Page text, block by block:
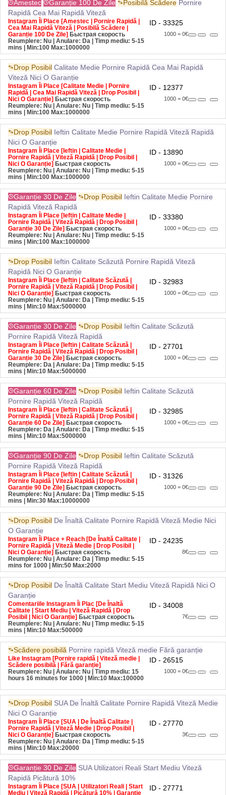
Rapidă Cea Mai Rapidă Viteză
Instagram Îi Place [Amestec | Pornire Rapidă |
Cea Mai Rapidă Viteză | Posibilă Scădere |
Garanție 100 De Zile] Быстрая скорость
Reumplere: Nu | Anulare: Da | Timp mediu: 5-15
mins| Min:100 Max:1000000
1000 = 0€
Drop Posibil Calitate Medie Pornire Rapidă Cea Mai Rapidă
Viteză Nici O Garanție
Instagram Îi Place [Calitate Medie | Pornire
Rapidă | Cea Mai Rapidă Viteză | Drop Posibil |
Nici O Garanție] Быстрая скорость
Reumplere: Nu | Anulare: Nu | Timp mediu: 5-15
mins| Min:100 Max:1000000
1000 = 0€
Drop Posibil Ieftin Calitate Medie Pornire Rapidă Viteză Rapidă
Nici O Garanție
Instagram Îi Place [Ieftin | Calitate Medie |
Pornire Rapidă | Viteză Rapidă | Drop Posibil |
Nici O Garanție] Быстрая скорость
Reumplere: Nu | Anulare: Nu | Timp mediu: 5-15
mins| Min:100 Max:1000000
1000 = 0€
Garanție 30 De Zile Drop Posibil Ieftin Calitate Medie Pornire
Rapidă Viteză Rapidă
Instagram Îi Place [Ieftin | Calitate Medie |
Pornire Rapidă | Viteză Rapidă | Drop Posibil |
Garanție 30 De Zile] Быстрая скорость
Reumplere: Nu | Anulare: Nu | Timp mediu: 5-15
mins| Min:100 Max:1000000
1000 = 0€
Drop Posibil Ieftin Calitate Scăzută Pornire Rapidă Viteză
Rapidă Nici O Garanție
Instagram Îi Place [Ieftin | Calitate Scăzută |
Pornire Rapidă | Viteză Rapidă | Drop Posibil |
Nici O Garanție] Быстрая скорость
Reumplere: Nu | Anulare: Da | Timp mediu: 5-15
mins| Min:10 Max:5000000
1000 = 0€
Garanție 30 De Zile Drop Posibil Ieftin Calitate Scăzută
Pornire Rapidă Viteză Rapidă
Instagram Îi Place [Ieftin | Calitate Scăzută |
Pornire Rapidă | Viteză Rapidă | Drop Posibil |
Garanție 30 De Zile] Быстрая скорость
Reumplere: Da | Anulare: Da | Timp mediu: 5-15
mins| Min:10 Max:5000000
1000 = 0€
Garanție 60 De Zile Drop Posibil Ieftin Calitate Scăzută
Pornire Rapidă Viteză Rapidă
Instagram Îi Place [Ieftin | Calitate Scăzută |
Pornire Rapidă | Viteză Rapidă | Drop Posibil |
Garanție 60 De Zile] Быстрая скорость
Reumplere: Da | Anulare: Da | Timp mediu: 5-15
mins| Min:10 Max:5000000
1000 = 0€
Garanție 90 De Zile Drop Posibil Ieftin Calitate Scăzută
Pornire Rapidă Viteză Rapidă
Instagram Îi Place [Ieftin | Calitate Scăzută |
Pornire Rapidă | Viteză Rapidă | Drop Posibil |
Garanție 90 De Zile] Быстрая скорость
Reumplere: Nu | Anulare: Da | Timp mediu: 5-15
mins| Min:30 Max:10000000
1000 = 0€
Drop Posibil De Înaltă Calitate Pornire Rapidă Viteză Medie Nici
O Garanție
Instagram Îi Place + Reach [De Înaltă Calitate |
Pornire Rapidă | Viteză Medie | Drop Posibil |
Nici O Garanție] Быстрая скорость
Reumplere: Nu | Anulare: Da | Timp mediu: 5-15
mins for 1000 | Min:50 Max:2000
8€
Drop Posibil De Înaltă Calitate Start Mediu Viteză Rapidă Nici O
Garanție
Comentariile Instagram Îi Plac [De Înaltă
Calitate | Start Mediu | Viteză Rapidă | Drop
Posibil | Nici O Garanție] Быстрая скорость
Reumplere: Nu | Anulare: Nu | Timp mediu: 5-15
mins| Min:10 Max:500000
7€
Scădere posibilă Pornire rapidă Viteză medie Fără garanție
Like Instagram [Pornire rapidă | Viteză medie |
Scădere posibilă | Fără garanție]
Reumplere: Nu | Anulare: Nu | Timp mediu: 15
hours 16 minutes for 1000 | Min:10 Max:100000
ID - 26515
1000 = 0€
Drop Posibil SUA De Înaltă Calitate Pornire Rapidă Viteză Medie
Nici O Garanție
Instagram Îi Place [SUA | De Înaltă Calitate |
Pornire Rapidă | Viteză Medie | Drop Posibil |
Nici O Garanție] Быстрая скорость
Reumplere: Nu | Anulare: Da | Timp mediu: 5-15
mins| Min:10 Max:20000
3€
Garanție 30 De Zile SUA Utilizatori Reali Start Mediu Viteză
Rapidă Picătură 10%
Instagram Îi Place [SUA | Utilizatori Reali | Start
Mediu | Viteză Rapidă | Picătură 10% | Garanție
30 De Zile] Быстрая скорость 3€